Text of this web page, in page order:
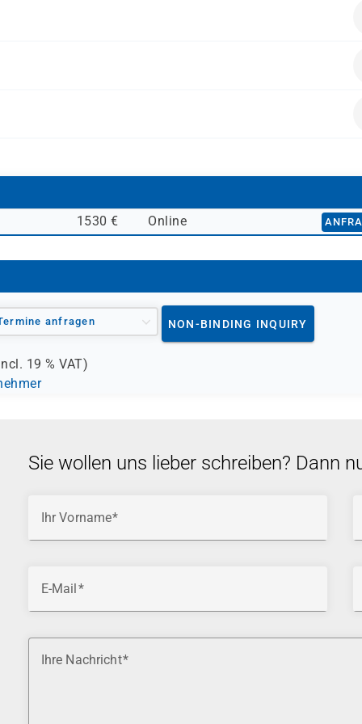
1530 € Online
anfragen NON-BINDING INQUIRY
19 % VAT)
Sie wollen uns lieber schreiben? Dann
Ihr Vorname
E-Mail
Ihre Nachricht